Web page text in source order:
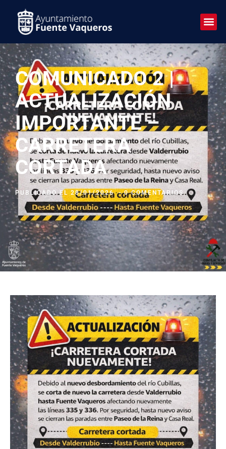
COMUNICADO 2 |
ACTUALIZACIÓN
IMPORTANTE –
CARRETERA
CORTADA
PUBLICADO EL 28/01/2026 -0 COMENTARIOS